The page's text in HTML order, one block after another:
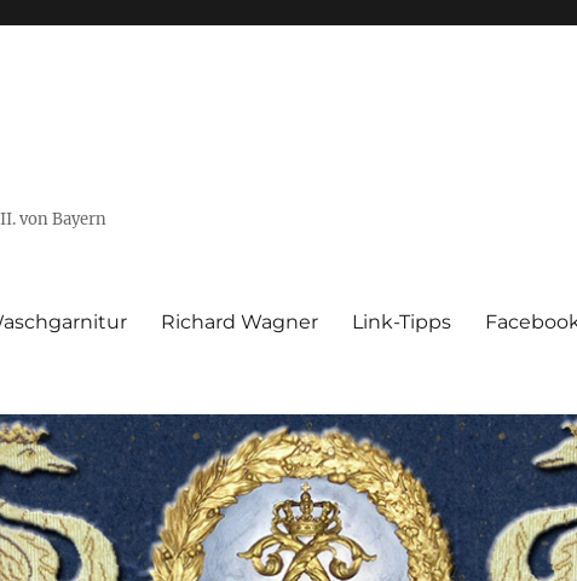
von Bayern
Richard Wagner Link-Tipps